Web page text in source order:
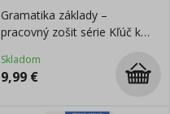
Gramatika základy –
pracovný zošit série Kľúč k
Skladom
9,99 €